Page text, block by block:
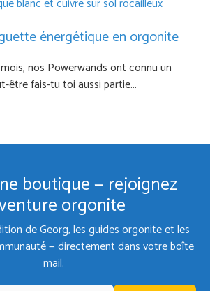
énergétique en orgonite
nos Powerwands ont connu un
être fais-tu toi aussi partie…
boutique — rejoignez
orgonite
de Georg, les guides orgonite et les
— directement dans votre boîte
mail.